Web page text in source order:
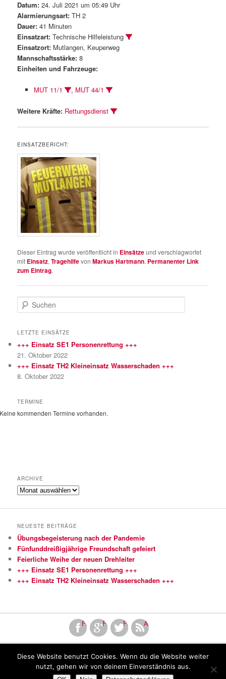
Datum: 24. Juli 2021 um 05:49 Uhr
Alarmierungsart: TH 2
Dauer: 41 Minuten
Einsatzart: Technische Hilfeleistung
Einsatzort: Mutlangen, Keuperweg
Mannschaftsstärke: 8
Einheiten und Fahrzeuge:
MUT 11/1 , MUT 44/1
Weitere Kräfte: Rettungsdienst
EINSATZBERICHT:
Dieser Eintrag wurde veröffentlicht in Einsätzeund verschlagwortet
mit Einsatz,TragehilfevonMarkus Hartmann. Permanenter Link
zum Eintrag.
u
h
n
LETZTE EINSÄTZE
+++ Einsatz SE1 Personenrettung +++
21. Oktober 2022
+++ Einsatz TH2 Kleineinsatz Wasserschaden +++
8. Oktober 2022
TERMINE
Keine kommenden Termine vorhanden.
ARCHIVE
Archive
NEUESTE BEITRÄGE
Übungsbegeisterung nach der Pandemie
Fünfunddreißigjährige Freundschaft gefeiert
Feierliche Weihe der neuen Drehleiter
+++ Einsatz SE1 Personenrettung +++
+++ Einsatz TH2 Kleineinsatz Wasserschaden +++
FacebookFinde uns bei Google+
Folge uns bei Twitter!
Abonniere unseren RSS
Copyright by Freiwillige Feuerwehr Mutlangen
Diese Website benutzt Cookies. Wenn du die Website weiter
nutzt, gehen wir von deinem Einverständnis aus.